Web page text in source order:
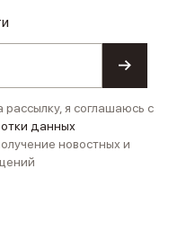
я соглашаюсь с
данных
новостных и